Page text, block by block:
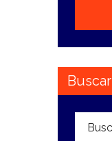
Buscar
Buscar: